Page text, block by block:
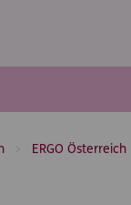
Aktiengesellschaft
ERGO Österreich